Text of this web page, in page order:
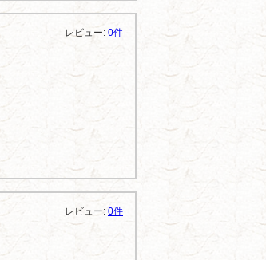
レビュー: 0件
レビュー: 0件